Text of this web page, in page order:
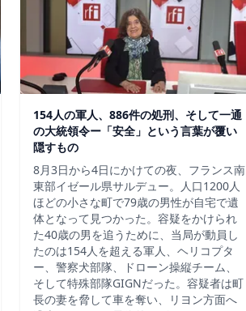
154人の軍人、886件の処刑、そして一通
の大統領令ー「安全」という言葉が覆い
隠すもの
8月3日から4日にかけての夜、フランス南
東部イゼール県サルデュー。人口1200人
ほどの小さな町で79歳の男性が自宅で遺
体となって見つかった。容疑をかけられ
た40歳の男を追うために、当局が動員し
たのは154人を超える軍人、ヘリコプタ
ー、警察犬部隊、ドローン操縦チーム、
そして特殊部隊GIGNだった。容疑者は町
長の妻を脅して車を奪い、リヨン方面へ